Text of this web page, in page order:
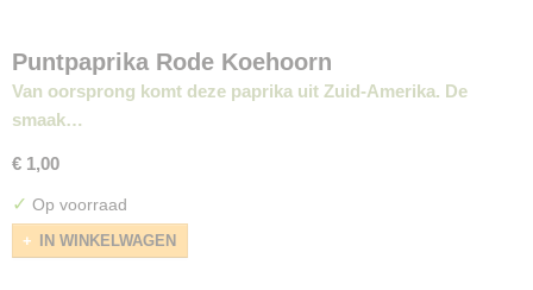
Puntpaprika Rode Koehoorn
Van oorsprong komt deze paprika uit Zuid-Amerika. De
smaak…
€ 1,00
✓ Op voorraad
IN WINKELWAGEN